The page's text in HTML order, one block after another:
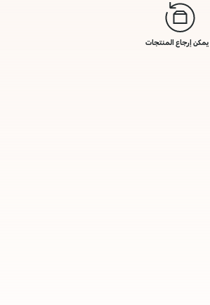
يمكن إرجاع المنتجات